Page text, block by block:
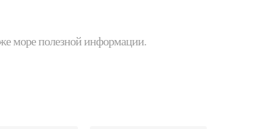
море полезной информации.